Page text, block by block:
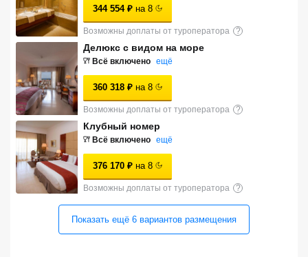
344 554 ₽ на 8
Возможны доплаты от туроператора ?
Делюкс с видом на море
Всё включено ещё
360 318 ₽ на 8
Возможны доплаты от туроператора ?
Клубный номер
Всё включено ещё
376 170 ₽ на 8
Возможны доплаты от туроператора ?
Показать ещё 6 вариантов размещения
Сетевые отели Турции
Сетевые отели Египта
Сетевые отели ОАЭ
Сетевые отели Таиланда
Сетевые отели Шри Ланки
Сетевые отели Вьетнама
Сетевые отели Мальдив